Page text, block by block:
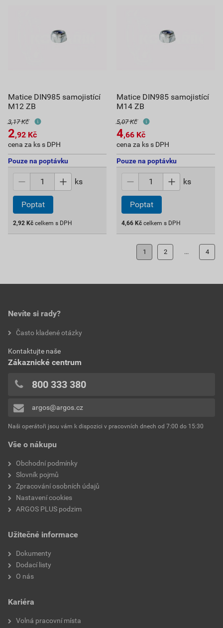
Matice DIN985 samojistící
M12 ZB
3,17 Kč
2,92 Kč
cena za ks s DPH
Pouze na poptávku
ks
Poptat
2,92 Kč celkem s DPH
Matice DIN985 samojistící
M14 ZB
5,07 Kč
4,66 Kč
cena za ks s DPH
Pouze na poptávku
ks
Poptat
4,66 Kč celkem s DPH
1 2 ... 4
Vše o nákupu
Obchodní podmínky
Slovník pojmů
Zpracování osobních údajů
Nastavení cookies
ARGOS PLUS podzim
Užitečné informace
Dokumenty
Dodací listy
O nás
Kariéra
Volná pracovní místa
Nevíte si rady?
Často kladené otázky
Kontaktujte naše
Zákaznické centrum
800 333 380
argos@argos.cz
Naši operátoři jsou vám k dispozici v pracovních dnech od 7:00 do 15:30